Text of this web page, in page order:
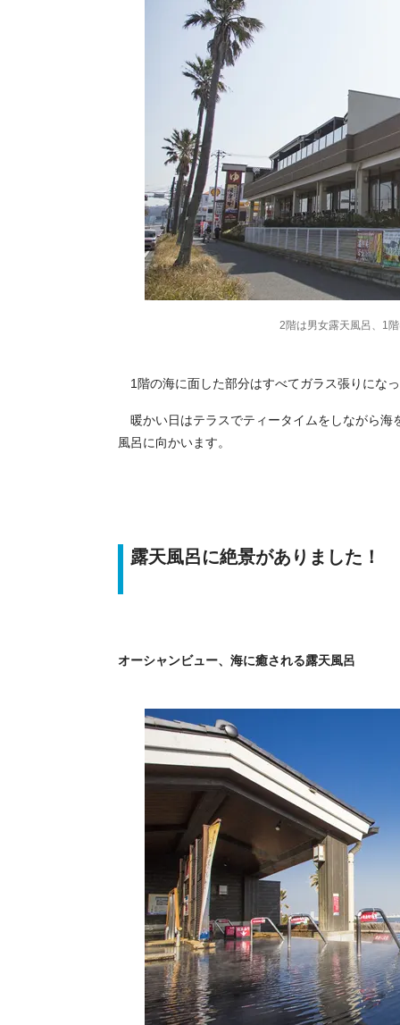
2階は男女露天風呂、1
1階の海に面した部分はすべてガラス張りにな
暖かい日はテラスでティータイムをしながら
風呂に向かいます。
露天風呂に絶景がありました！
オーシャンビュー、海に癒される露天風呂